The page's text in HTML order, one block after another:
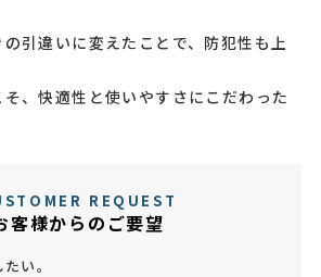
引違いに変えたことで、防犯性も上
、快適性と使いやすさにこだわった
REQUEST
客様からのご要望
い。